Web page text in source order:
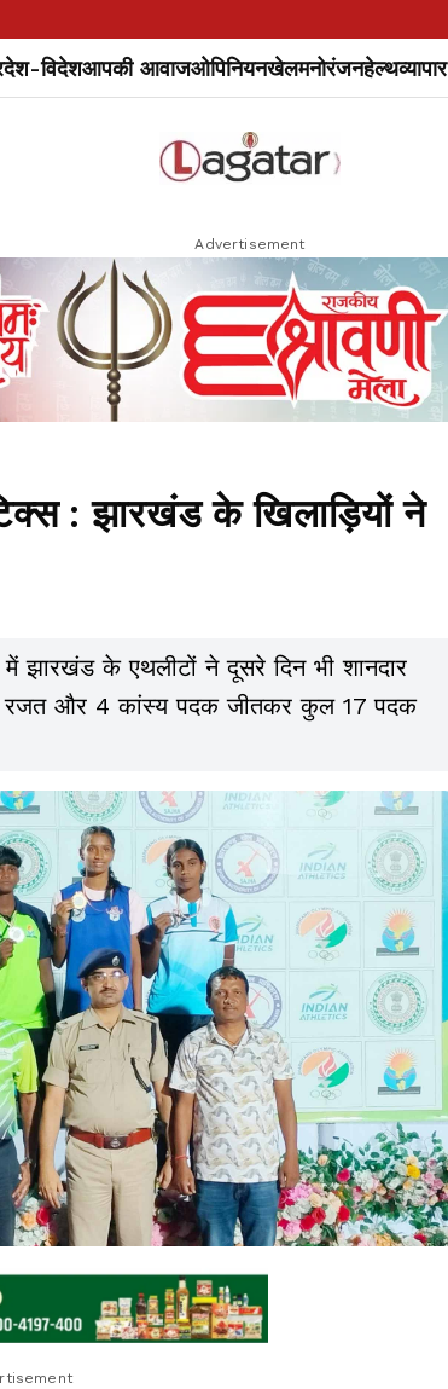
देश-विदेशआपकी आवाजओपिनियनखेलमनोरंजनहेल्थव्यापार
Advertisement
: झारखंड के खिलाड़ियों ने
में झारखंड के एथलीटों ने दूसरे दिन भी शानदार
रजत और 4 कांस्य पदक जीतकर कुल 17 पदक